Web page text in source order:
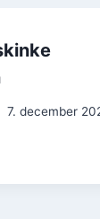
7. december